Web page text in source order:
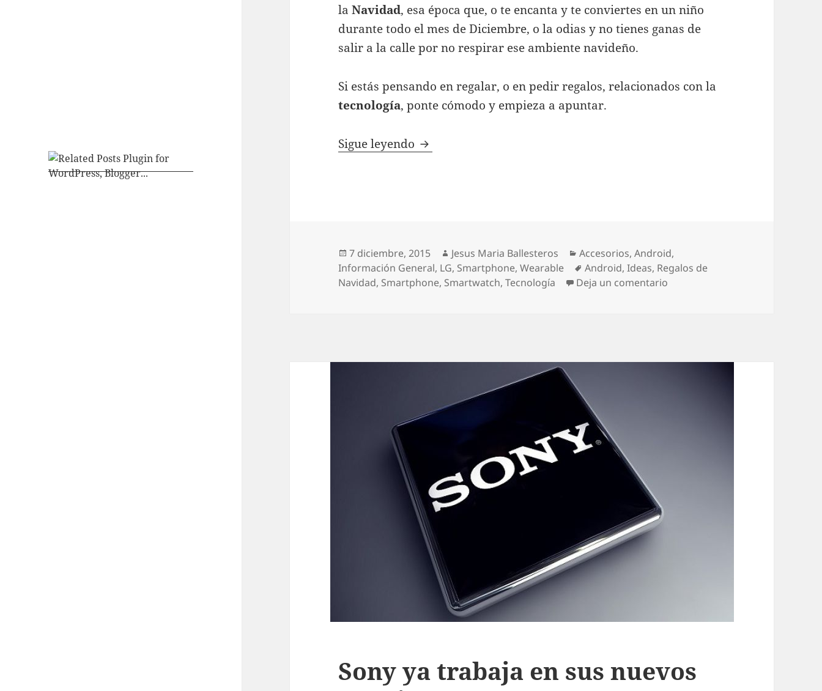
laNavidad, esa época que, o te encanta y te conviertes en un niño
durante todo el mes de Diciembre, o la odias y no tienes ganas de
salir a la calle por no respirar ese ambiente navideño.
Si estás pensando en regalar, o en pedir regalos, relacionados con la
tecnología, ponte cómodo y empieza a apuntar.
Sigue leyendo Los mejores Regalos de Navidad tecnológicos
Publicado
el
7 diciembre, 2015 Autor
Jesus Maria Ballesteros Categorías
Accesorios,Android,
Información General, LG, Smartphone,Wearable Etiquetas
Android,Ideas, Regalos de
Navidad, Smartphone, Smartwatch,Tecnología Deja un comentario
Sony ya trabaja en sus nuevos